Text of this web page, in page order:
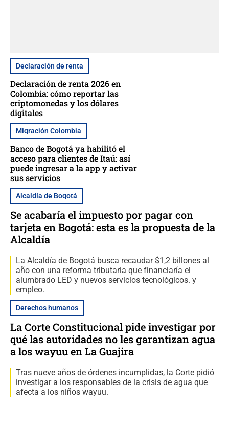
Declaración de renta
Declaración de renta 2026 en
Colombia: cómo reportar las
criptomonedas y los dólares
digitales
Migración Colombia
Banco de Bogotá ya habilitó el
acceso para clientes de Itaú: así
puede ingresar a la app y activar
sus servicios
Alcaldía de Bogotá
Se acabaría el impuesto por pagar con
tarjeta en Bogotá: esta es la propuesta de la
Alcaldía
La Alcaldía de Bogotá busca recaudar $1,2 billones al
año con una reforma tributaria que financiaría el
alumbrado LED y nuevos servicios tecnológicos. y
empleo.
Derechos humanos
La Corte Constitucional pide investigar por
qué las autoridades no les garantizan agua
a los wayuu en La Guajira
Tras nueve años de órdenes incumplidas, la Corte pidió
investigar a los responsables de la crisis de agua que
afecta a los niños wayuu.